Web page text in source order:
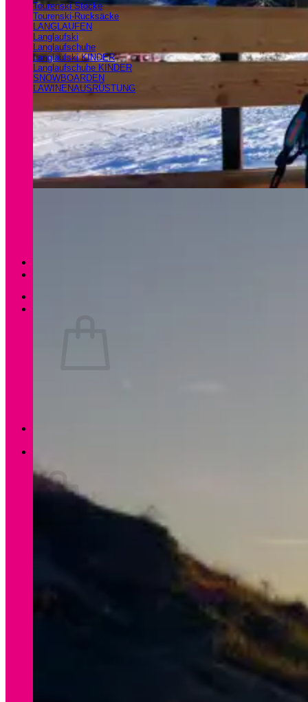
Es befinden sich keine Produkte im Warenkorb.
Tourenski Stöcke
Tourenski-Rucksäcke
LANGLAUFEN
Langlaufski
Langlaufschuhe
Langlaufski KINDER
Langlaufschuhe KINDER
SNOWBOARDEN
LAWINENAUSRÜSTUNG